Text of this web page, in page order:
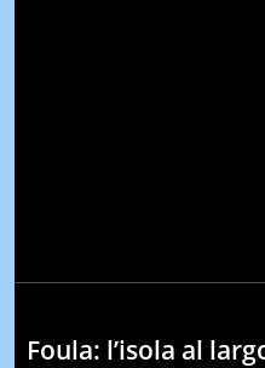
Foula: l’isola al